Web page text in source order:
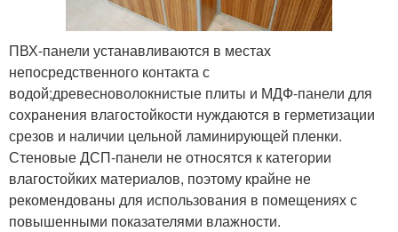
ПВХ-панели устанавливаются в местах
непосредственного контакта с
водой;древесноволокнистые плиты и МДФ-панели для
сохранения влагостойкости нуждаются в герметизации
срезов и наличии цельной ламинирующей пленки.
Стеновые ДСП-панели не относятся к категории
влагостойких материалов, поэтому крайне не
рекомендованы для использования в помещениях с
повышенными показателями влажности.